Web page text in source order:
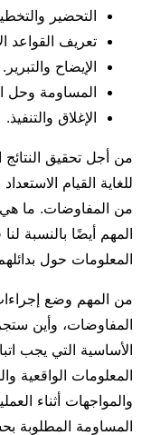
التحضير
تعريف القواعد
الإيضاح والتبرير.
المساومة وحل
الإغلاق والتنفيذ.
من أجل تحقيق
للغاية القيام
من المفاوضات. ما هي
المهم أيضًا بالنسبة
المعلومات حول
من المهم وضع
المفاوضات، وأين
الأساسية التي يجب
المعلومات الواقعية
والمواجهات أثناء
المساومة المطلوبة